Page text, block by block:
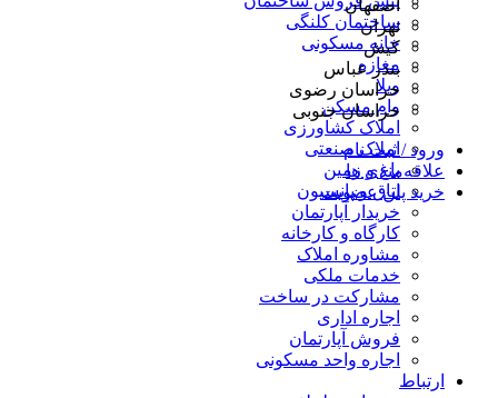
ساختمان کلنگی
خانه مسکونی
مغازه
ویلا
وام مسکن
املاک کشاورزی
املاک صنعتی
باغ و زمین
اتاق و پانسیون
خریدار آپارتمان
کارگاه و کارخانه
مشاوره املاک
خدمات ملکی
مشارکت در ساخت
اجاره اداری
فروش آپارتمان
اجاره واحد مسکونی
ارتباط
اصفهان
تهران
کیش
بندر عباس
خراسان رضوی
خراسان جنوبی
ورود / ثبت نام
علاقه‌مندی ها
خرید پلن عضویت